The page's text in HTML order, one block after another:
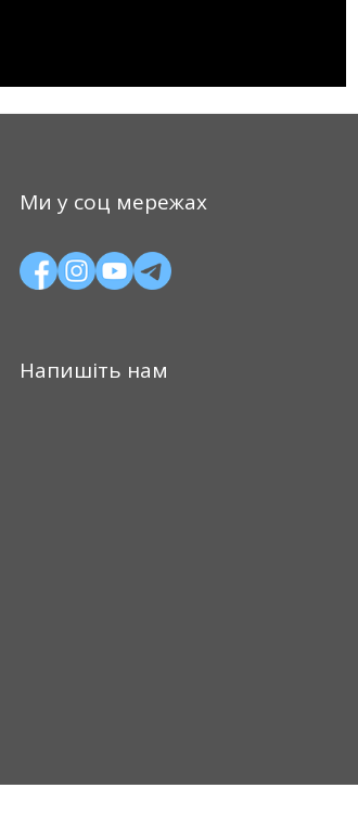
Ми у соц мережах
Напишіть нам